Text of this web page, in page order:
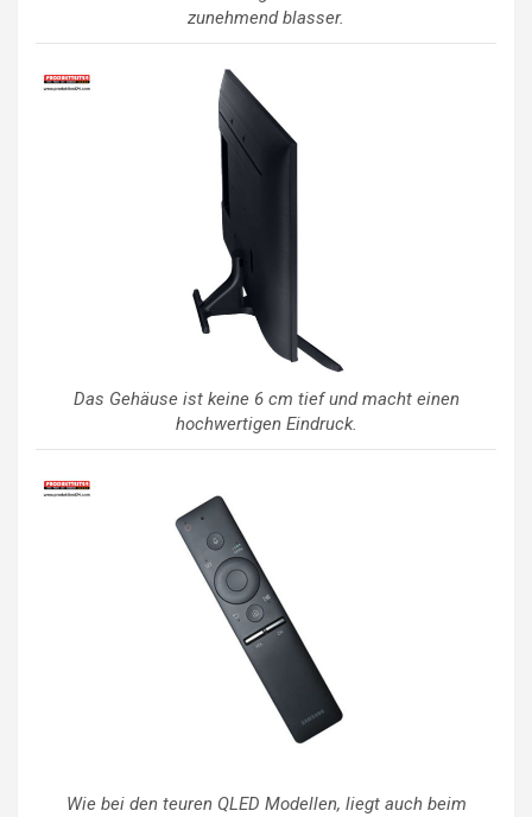
zunehmend blasser.
Das Gehäuse ist keine 6 cm tief und macht einen
hochwertigen Eindruck.
Wie bei den teuren QLED Modellen, liegt auch beim